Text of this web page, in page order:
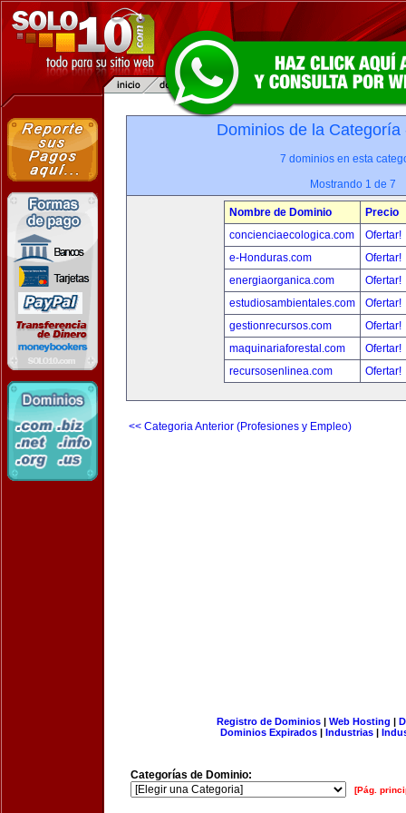
Dominios de la
7 dominios en esta
Mostrando 1 de 7
Nombre de Dominio
Precio
concienciaecologica.com
Ofertar!
e-Honduras.com
Ofertar!
energiaorganica.com
Ofertar!
estudiosambientales.com
Ofertar!
gestionrecursos.com
Ofertar!
maquinariaforestal.com
Ofertar!
recursosenlinea.com
Ofertar!
<< Categoria Anterior (Profesiones y Empleo)
Registro de Dominios| Web Hosting |
Dominios Expirados | Industrias |
Categorías de Dominio:
[Pág.